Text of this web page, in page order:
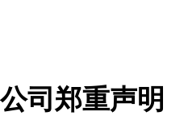
公司郑重声明